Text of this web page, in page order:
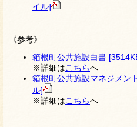
イル]
《参考》
箱根町公共施設白書
※詳細はこちらへ
箱根町公共施設マネジメン
ル]
※詳細はこちらへ